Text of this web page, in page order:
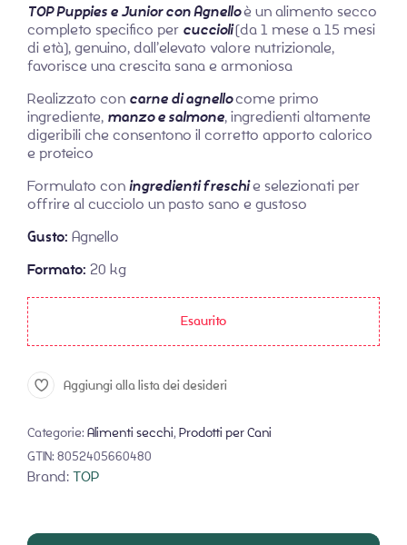
TOP Puppies e Junior con Agnelloè un alimento secco
completo specifico per cuccioli(da 1 mese a 15 mesi
di età), genuino, dall’elevato valore nutrizionale,
favorisce una crescita sana e armoniosa
Realizzato con carne di agnellocome primo
ingrediente, manzo e salmone, ingredienti altamente
digeribili che consentono il corretto apporto calorico
e proteico
Formulato coningredienti freschie selezionati per
offrire al cucciolo un pasto sano e gustoso
Gusto: Agnello
Formato: 20 kg
Esaurito
Aggiungi alla lista dei desideri
Categorie: Alimenti secchi, Prodotti per Cani
GTIN: 8052405660480
Brand:TOP